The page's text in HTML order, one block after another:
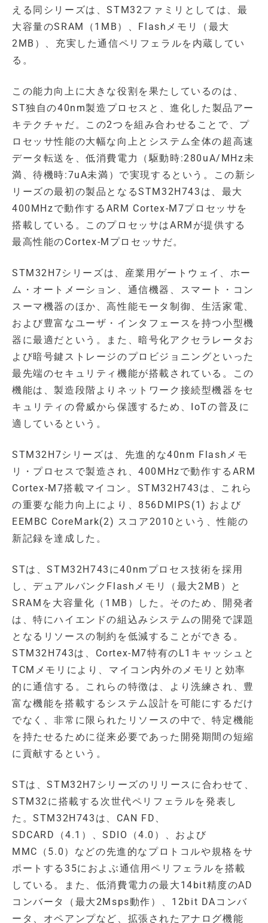
える同シリーズは、STM32ファミリとしては、最
大容量のSRAM（1MB）、Flashメモリ（最大
2MB）、充実した通信ペリフェラルを内蔵してい
る。
この能力向上に大きな役割を果たしているのは、
ST独自の40nm製造プロセスと、進化した製品アー
キテクチャだ。この2つを組み合わせることで、プ
ロセッサ性能の大幅な向上とシステム全体の超高速
データ転送を、低消費電力（駆動時:280uA/MHz未
満、待機時:7uA未満）で実現するという。この新シ
リーズの最初の製品となるSTM32H743は、最大
400MHzで動作するARM Cortex-M7プロセッサを
搭載している。このプロセッサはARMが提供する
最高性能のCortex-Mプロセッサだ。
STM32H7シリーズは、産業用ゲートウェイ、ホー
ム・オートメーション、通信機器、スマート・コン
スーマ機器のほか、高性能モータ制御、生活家電、
および豊富なユーザ・インタフェースを持つ小型機
器に最適だという。また、暗号化アクセラレータお
よび暗号鍵ストレージのプロビジョニングといった
最先端のセキュリティ機能が搭載されている。この
機能は、製造段階よりネットワーク接続型機器をセ
キュリティの脅威から保護するため、IoTの普及に
適しているという。
STM32H7シリーズは、先進的な40nm Flashメモ
リ・プロセスで製造され、400MHzで動作するARM
Cortex-M7搭載マイコン。STM32H743は、これら
の重要な能力向上により、856DMIPS(1) および
EEMBC CoreMark(2) スコア2010という、性能の
新記録を達成した。
STは、STM32H743に40nmプロセス技術を採用
し、デュアルバンクFlashメモリ（最大2MB）と
SRAMを大容量化（1MB）した。そのため、開発者
は、特にハイエンドの組込みシステムの開発で課題
となるリソースの制約を低減することができる。
STM32H743は、Cortex-M7特有のL1キャッシュと
TCMメモリにより、マイコン内外のメモリと効率
的に通信する。これらの特徴は、より洗練され、豊
富な機能を搭載するシステム設計を可能にするだけ
でなく、非常に限られたリソースの中で、特定機能
を持たせるために従来必要であった開発期間の短縮
に貢献するという。
STは、STM32H7シリーズのリリースに合わせて、
STM32に搭載する次世代ペリフェラルを発表し
た。STM32H743は、CAN FD、
SDCARD（4.1）、SDIO（4.0）、および
MMC（5.0）などの先進的なプロトコルや規格をサ
ポートする35におよぶ通信用ペリフェラルを搭載
している。また、低消費電力の最大14bit精度のAD
コンバータ（最大2Msps動作）、12bit DAコンバ
ータ、オペアンプなど、拡張されたアナログ機能